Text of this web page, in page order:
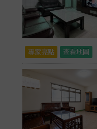
專家亮點 查看地圖